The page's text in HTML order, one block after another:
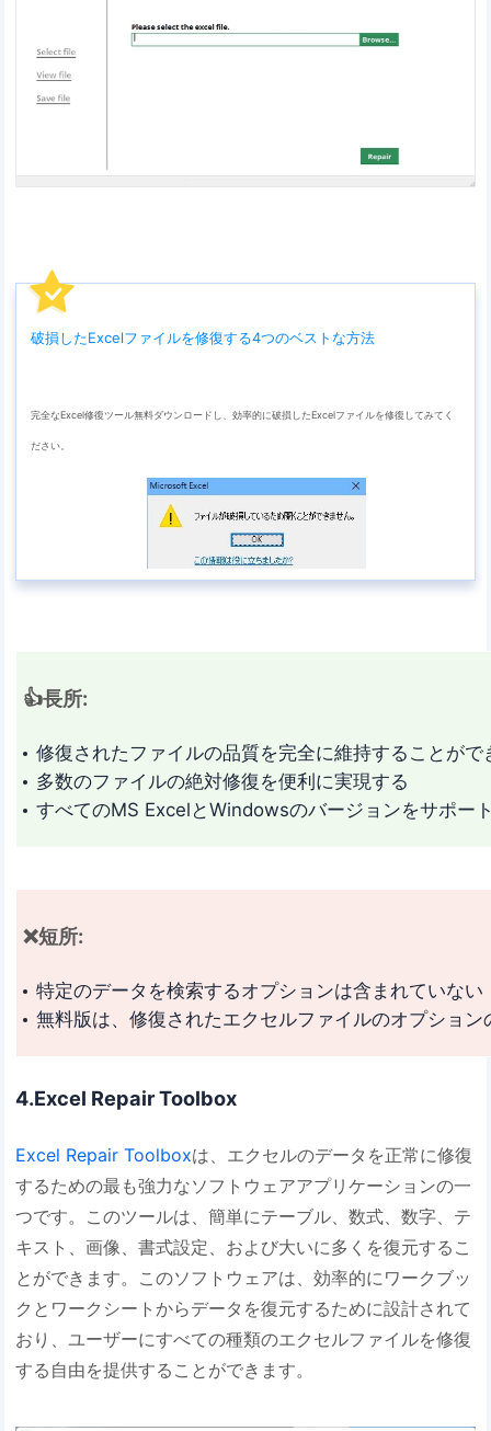
破損したExcelファイルを修復する4つのベストな方法
完全なExcel修復ツール無料ダウンロードし、効率的に破損したExcelファイルを修復してみてく
ださい。
👍長所:
修復されたファイルの品質を完全に維持することがで
多数のファイルの絶対修復を便利に実現する
すべてのMS ExcelとWindowsのバージョンをサポー
❌短所:
特定のデータを検索するオプションは含まれていない
無料版は、修復されたエクセルファイルのオプショ
4.Excel Repair Toolbox
Excel Repair Toolboxは、エクセルのデータを正常に修復
するための最も強力なソフトウェアアプリケーションの一
つです。このツールは、簡単にテーブル、数式、数字、テ
キスト、画像、書式設定、および大いに多くを復元するこ
とができます。このソフトウェアは、効率的にワークブッ
クとワークシートからデータを復元するために設計されて
おり、ユーザーにすべての種類のエクセルファイルを修復
する自由を提供することができます。